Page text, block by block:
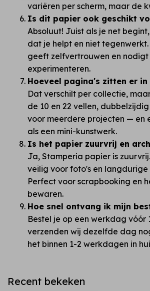
variëren per scherm, maar de
Is dit papier ook geschikt
Absoluut! Juist als je net
dat je helpt en niet
geeft zelfvertrouwen en nodigt
experimenteren.
Hoeveel pagina's zitten er in
Dat verschilt per collectie,
de 10 en 22 vellen,
voor meerdere projecten — en
als een mini-kunstwerk.
Is het papier zuurvrij en
Ja, Stamperia papier is
veilig voor foto's en langdurige
Perfect voor scrapbooking en
bewaren.
Hoe snel ontvang ik mijn
Bestel je op een werkdag vóór
verzenden wij dezelfde dag
het binnen 1-2 werkdagen in
Recent bekeken